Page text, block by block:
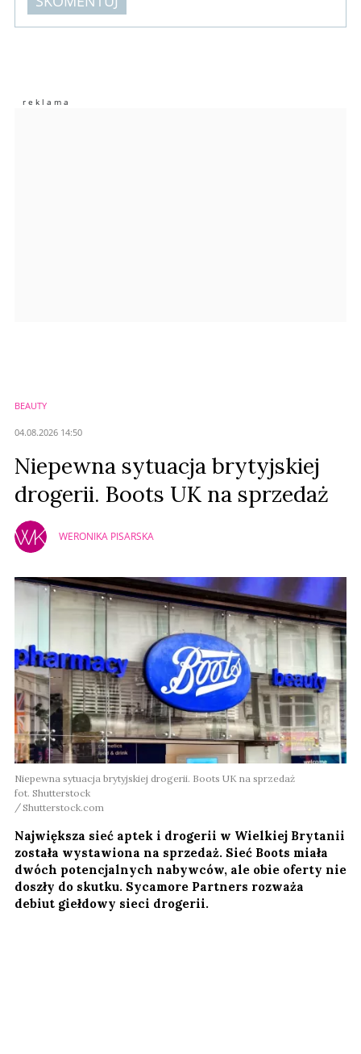
Imię (Wymagane)
BEAUTY
04.08.2026 14:50
Niepewna sytuacja brytyjskiej
drogerii. Boots UK na sprzedaż
WERONIKA PISARSKA
Niepewna sytuacja brytyjskiej drogerii. Boots UK na sprzedaż
fot. Shutterstock
Shutterstock.com
Największa sieć aptek i drogerii w Wielkiej Brytanii
została wystawiona na sprzedaż. Sieć Boots miała
dwóch potencjalnych nabywców, ale obie oferty nie
doszły do skutku. Sycamore Partners rozważa
debiut giełdowy sieci drogerii.